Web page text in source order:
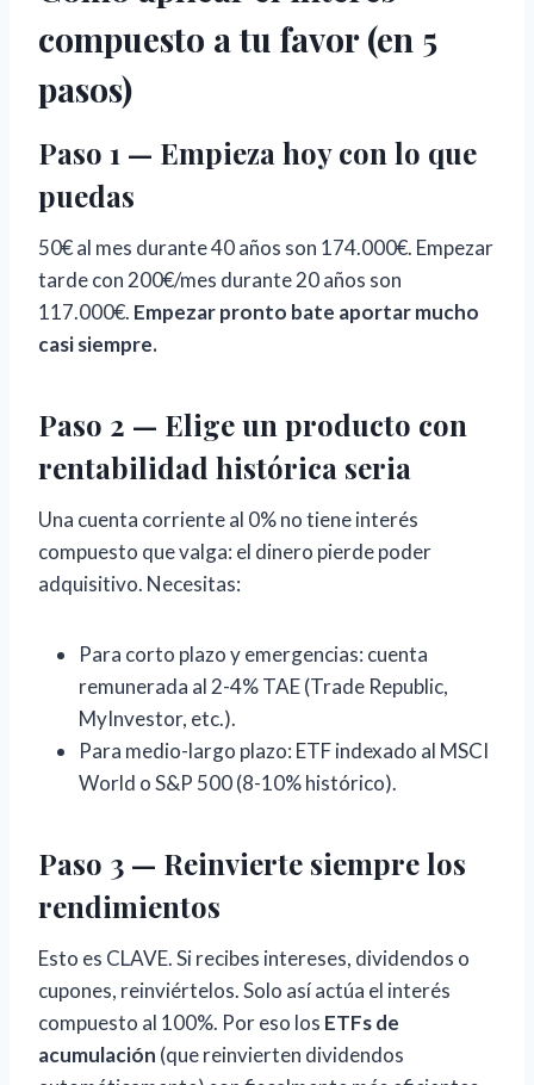
compuesto a tu favor (en 5
pasos)
Paso 1 — Empieza hoy con lo que
puedas
50€ al mes durante 40 años son 174.000€. Empezar
tarde con 200€/mes durante 20 años son
117.000€. Empezar pronto bate aportar mucho
casi siempre.
Paso 2 — Elige un producto con
rentabilidad histórica seria
Una cuenta corriente al 0% no tiene interés
compuesto que valga: el dinero pierde poder
adquisitivo. Necesitas:
Para corto plazo y emergencias: cuenta
remunerada al 2-4% TAE (Trade Republic,
MyInvestor, etc.).
Para medio-largo plazo: ETF indexado al MSCI
World o S&P 500 (8-10% histórico).
Paso 3 — Reinvierte siempre los
rendimientos
Esto es CLAVE. Si recibes intereses, dividendos o
cupones, reinviértelos. Solo así actúa el interés
compuesto al 100%. Por eso los ETFs de
acumulación (que reinvierten dividendos